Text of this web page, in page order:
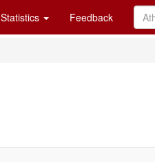
Statistics Feedback